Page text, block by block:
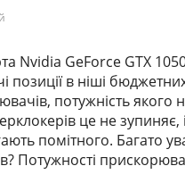
Nvidia GeForce GTX
позиції в ніші
потужність якого
це не зупиняє,
помітного. Багато
Потужності